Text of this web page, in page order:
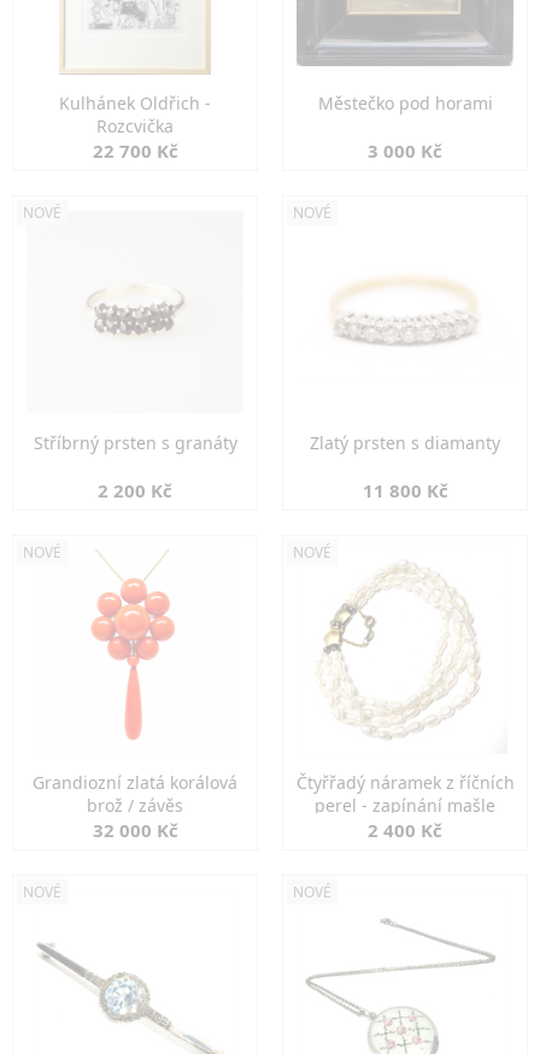
Kulhánek Oldřich -
Rozcvička
22 700 Kč
Městečko pod horami
3 000 Kč
NOVÉ
Stříbrný prsten s granáty
2 200 Kč
NOVÉ
Zlatý prsten s diamanty
11 800 Kč
NOVÉ
Grandiozní zlatá korálová
brož / závěs
32 000 Kč
NOVÉ
Čtyřřadý náramek z říčních
perel - zapínání mašle
2 400 Kč
NOVÉ NOVÉ